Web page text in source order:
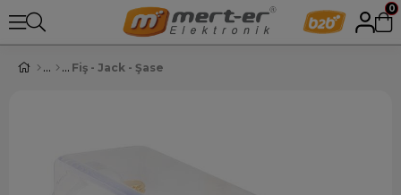
0
Fiş - Jack - Şase